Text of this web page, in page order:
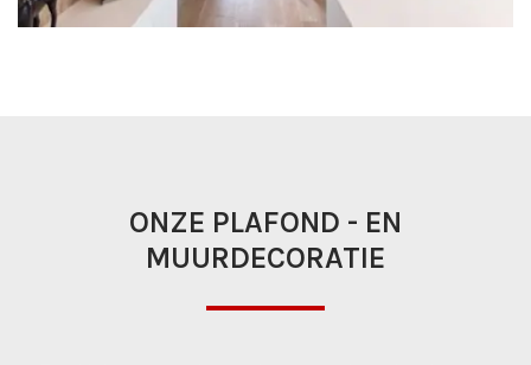
ONZE PLAFOND - EN
MUURDECORATIE